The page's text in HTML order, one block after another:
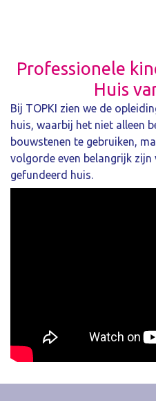
Professionele
Huis
Bij TOPKI zien we de
huis, waarbij het niet alleen
bouwstenen te gebruiken,
volgorde even belangrijk zijn
gefundeerd huis.